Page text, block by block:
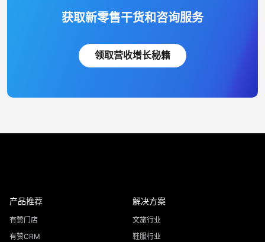
获取新零售干货和咨询服务
领取营收增长秘籍
产品推荐
有赞门店
有赞CRM
解决方案
文旅行业
鞋服行业